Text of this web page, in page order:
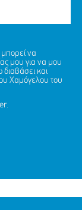
να
μου για να μου
διαβάσει και
Χαμόγελου του